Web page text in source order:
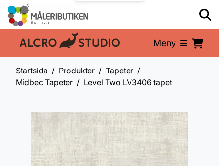
En del av: Meny
Startsida Produkter
Tapeter
Midbec Tapeter
Level Two LV3406 tapet